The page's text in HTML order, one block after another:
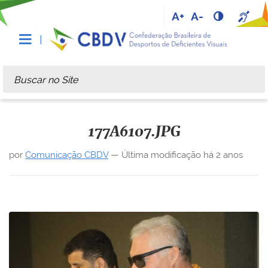
A+ A-
Busca
Busca Avançada…
177A6107.JPG
por Comunicação CBDV— Última modificação há 2 anos